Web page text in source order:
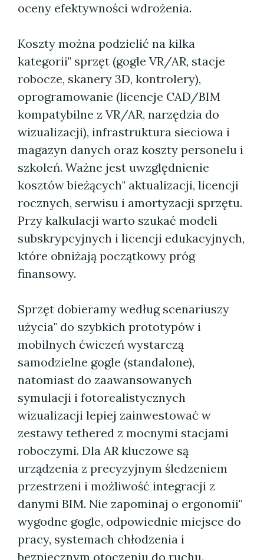
oceny efektywności wdrożenia.
Koszty można podzielić na kilka
kategorii" sprzęt (gogle VR/AR, stacje
robocze, skanery 3D, kontrolery),
oprogramowanie (licencje CAD/BIM
kompatybilne z VR/AR, narzędzia do
wizualizacji), infrastruktura sieciowa i
magazyn danych oraz koszty personelu i
szkoleń. Ważne jest uwzględnienie
kosztów bieżących" aktualizacji, licencji
rocznych, serwisu i amortyzacji sprzętu.
Przy kalkulacji warto szukać modeli
subskrypcyjnych i licencji edukacyjnych,
które obniżają początkowy próg
finansowy.
Sprzęt dobieramy według scenariuszy
użycia" do szybkich prototypów i
mobilnych ćwiczeń wystarczą
samodzielne gogle (standalone),
natomiast do zaawansowanych
symulacji i fotorealistycznych
wizualizacji lepiej zainwestować w
zestawy tethered z mocnymi stacjami
roboczymi. Dla AR kluczowe są
urządzenia z precyzyjnym śledzeniem
przestrzeni i możliwość integracji z
danymi BIM. Nie zapominaj o ergonomii"
wygodne gogle, odpowiednie miejsce do
pracy, systemach chłodzenia i
bezpiecznym otoczeniu do ruchu.